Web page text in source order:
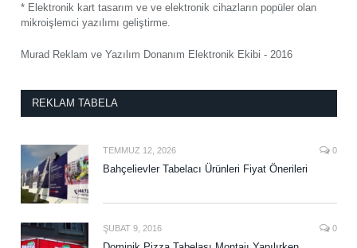
* Elektronik kart tasarım ve ve elektronik cihazların popüler olan
mikroişlemci yazılımı geliştirme.
Murad Reklam ve Yazılım Donanım Elektronik Ekibi - 2016
REKLAM TABELA
TEMMUZ 12, 2026 0
Bahçelievler Tabelacı Ürünleri Fiyat Önerileri
ŞUBAT 9, 2016 0